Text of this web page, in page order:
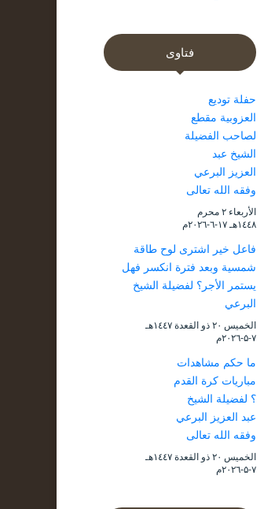
فتاوى
حفلة توديع
العزوبية مقطع
لصاحب الفضيلة
الشيخ عبد
العزيز البرعي
وفقه الله تعالى
الأربعاء ۲ محرم
۱٤٤۸هـ ۱۷-٦-۲۰۲٦م
فاعل خير اشترى لوح طاقة
شمسية وبعد فترة انكسر فهل
يستمر الأجر؟ لفضيلة الشيخ
البرعي
الخميس ۲۰ ذو القعدة ۱٤٤۷هـ
۷-۵-۲۰۲٦م
ما حكم مشاهدات
مباريات كرة القدم
؟ لفضيلة الشيخ
عبد العزيز البرعي
وفقه الله تعالى
الخميس ۲۰ ذو القعدة ۱٤٤۷هـ
۷-۵-۲۰۲٦م